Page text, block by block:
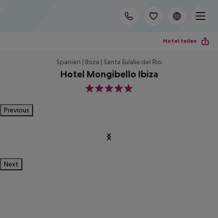
Hotel teilen
Spanien | Ibiza | Santa Eulalia del Rio
Hotel Mongibello Ibiza
5
Previous
Next